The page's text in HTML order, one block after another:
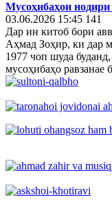
Мусоҳибаҳои
03.06.2026 15:45 141
Дар ин китоб бори
Аҳмад Зоҳир, ки дар
1977 чоп шуда
мусоҳибаҳо равзанае